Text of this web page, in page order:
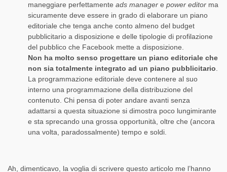
maneggiare perfettamente ads manager e power editor ma
sicuramente deve essere in grado di elaborare un piano
editoriale che tenga anche conto almeno del budget
pubblicitario a disposizione e delle tipologie di profilazione
del pubblico che Facebook mette a disposizione.
Non ha molto senso progettare un piano editoriale che
non sia totalmente integrato ad un piano pubblicitario.
La programmazione editoriale deve contenere al suo
interno una programmazione della distribuzione del
contenuto. Chi pensa di poter andare avanti senza
adattarsi a questa situazione si dimostra poco lungimirante
e sta sprecando una grossa opportunità, oltre che (ancora
una volta, paradossalmente) tempo e soldi.
Ah, dimenticavo, la voglia di scrivere questo articolo me l’hanno